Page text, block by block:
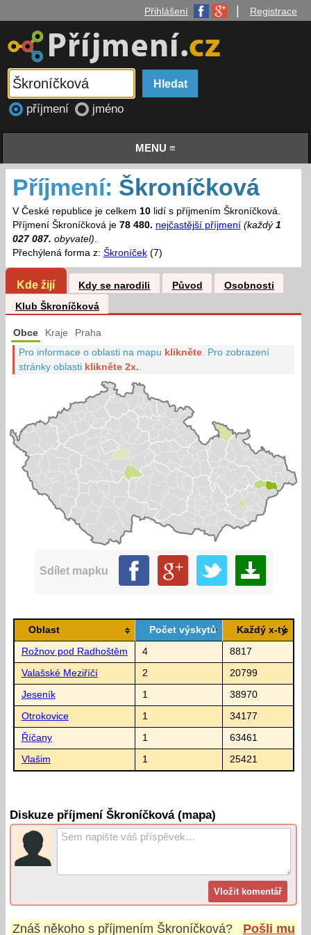
Přihlášení Registrace
příjmení jméno
MENU ≡
Příjmení: Škroníčková
V České republice je celkem 10lidí s příjmením Škroníčková.
Příjmení Škroníčková je 78 480. nejčastější příjmení (každý 1
027 087. obyvatel).
Přechýlená forma z: Škroníček(7)
Kde žijí Kdy se narodili Původ
Osobnosti
Klub Škroníčková
Obce Kraje Praha
Pro informace o oblasti na mapu klikněte Pro zobrazení
stránky oblasti klikněte 2x.
Sdílet mapku
Oblast Počet výskytů Každý x-tý
Rožnov pod Radhoštěm 4 8817
Valašské Meziříčí 2 20799
Jeseník 1 38970
Otrokovice 1 34177
Říčany 1 63461
Vlašim 1 25421
Diskuze příjmení Škroníčková (mapa)
Znáš někoho s příjmením Škroníčková?
Pošli mu